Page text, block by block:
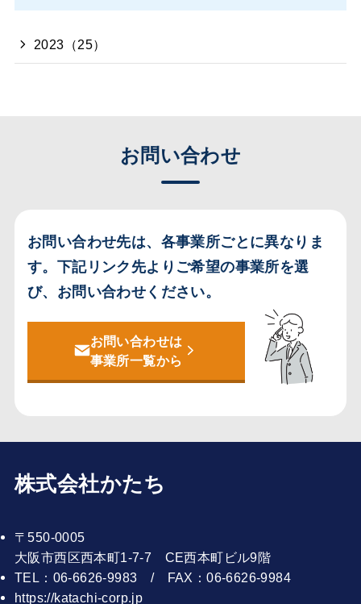
2023（25）
お問い合わせ
お問い合わせ先は、各事業所ごとに異なりま
す。 下記リンク先よりご希望の事業所を選
び、お問い合わせください。
お問い合わせは
事業所一覧から
株式会社かたち
〒550-0005
大阪市西区西本町1-7-7 CE西本町ビル9階
TEL：06-6626-9983 / FAX：06-6626-9984
https://katachi-corp.jp